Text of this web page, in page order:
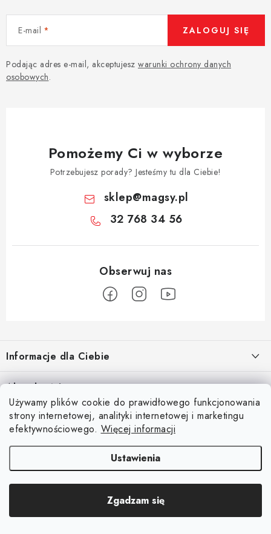
Używamy plików cookie do prawidłowego funkcjonowania
strony internetowej, analityki internetowej i marketingu
efektywnościowego. Więcej informacji
Ustawienia
Zgadzam się
E-mail
Podając adres e-mail, akceptujesz warunki ochrony danych
osobowych.
ZALOGUJ SIĘ
Pomożemy Ci w wyborze
Potrzebujesz porady? Jesteśmy tu dla Ciebie!
sklep@magsy.pl
32 768 34 56
o
p
Informacje dla Ciebie
O nas
Regulamin e-sklepu
Ochrona danych osobowych
Blog
Kontakty
Aktualności
Odkryj magię kieszeni magnetycznych
15.4.2025
Facebook
Copyright 2026Magsy.pl. Wszystkie prawa zastrzeżone.Edytuj ustawienia
plików cookie